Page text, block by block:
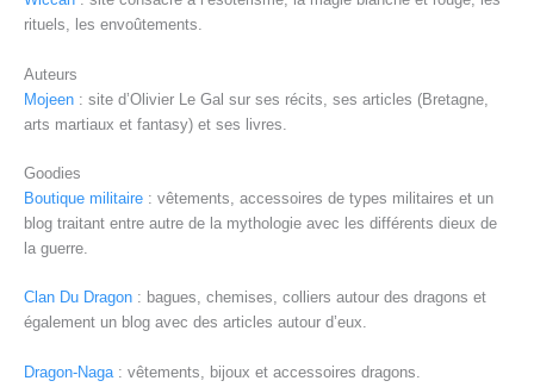
rituels, les envoûtements.
Auteurs
Mojeen : site d’Olivier Le Gal sur ses récits, ses articles (Bretagne,
arts martiaux et fantasy) et ses livres.
Goodies
Boutique militaire : vêtements, accessoires de types militaires et un
blog traitant entre autre de la mythologie avec les différents dieux de
la guerre.
Clan Du Dragon : bagues, chemises, colliers autour des dragons et
également un blog avec des articles autour d’eux.
Dragon-Naga : vêtements, bijoux et accessoires dragons.